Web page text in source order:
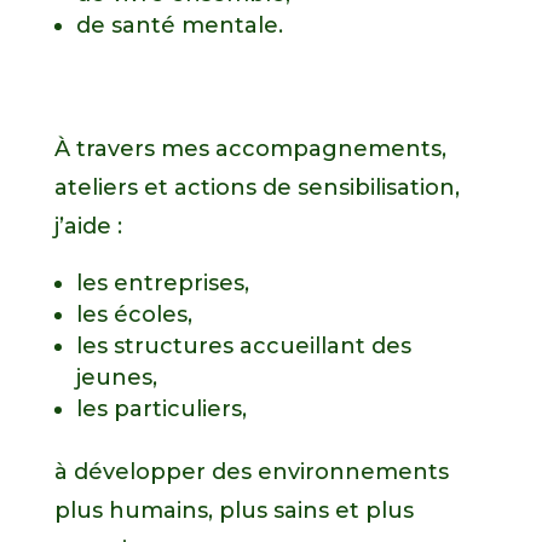
de santé mentale.
À travers mes accompagnements,
ateliers et actions de sensibilisation,
j’aide :
les entreprises,
les écoles,
les structures accueillant des
jeunes,
les particuliers,
à développer des environnements
plus humains, plus sains et plus